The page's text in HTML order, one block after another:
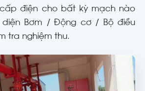
cấp điện cho bất kỳ mạch nào
diện Bơm / Động cơ / Bộ điều
tra nghiệm thu.